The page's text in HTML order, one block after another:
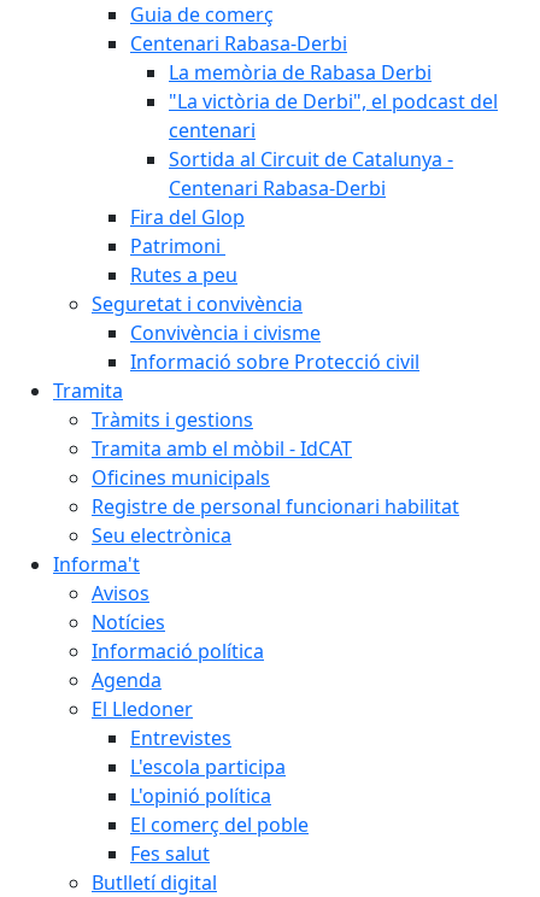
Guia de comerç
Centenari Rabasa-Derbi
La memòria de Rabasa Derbi
"La victòria de Derbi", el podcast del
centenari
Sortida al Circuit de Catalunya -
Centenari Rabasa-Derbi
Fira del Glop
Patrimoni
Rutes a peu
Seguretat i convivència
Convivència i civisme
Informació sobre Protecció civil
Tramita
Tràmits i gestions
Tramita amb el mòbil - IdCAT
Oficines municipals
Registre de personal funcionari habilitat
Seu electrònica
Informa't
Avisos
Notícies
Informació política
Agenda
El Lledoner
Entrevistes
L'escola participa
L'opinió política
El comerç del poble
Fes salut
Butlletí digital